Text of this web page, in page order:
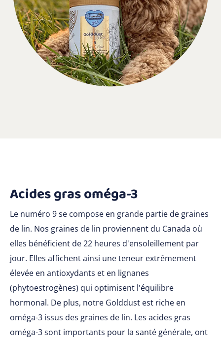
Acides gras oméga-3
Le numéro 9 se compose en grande partie de graines
de lin. Nos graines de lin proviennent du Canada où
elles bénéficient de 22 heures d'ensoleillement par
jour. Elles affichent ainsi une teneur extrêmement
élevée en antioxydants et en lignanes
(phytoestrogènes) qui optimisent l'équilibre
hormonal. De plus, notre Golddust est riche en
oméga-3 issus des graines de lin. Les acides gras
oméga-3 sont importants pour la santé générale, ont